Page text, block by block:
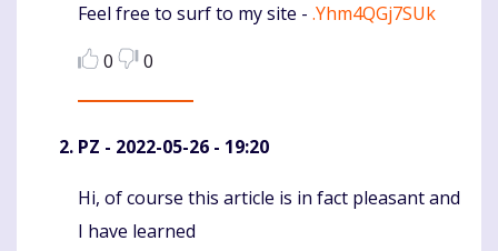
Feel free to surf to my site - .Yhm4QGj7SUk
0
0
PZ - 2022-05-26 - 19:20
Komentaras
Hi, of course this article is in fact pleasant and
I have learned